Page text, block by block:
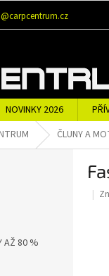
NOVINKY 2026
ČLUNY A
AŽ 80 %